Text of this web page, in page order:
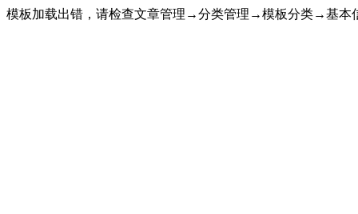
模板加载出错，请检查文章管理→分类管理→模板分类→基本